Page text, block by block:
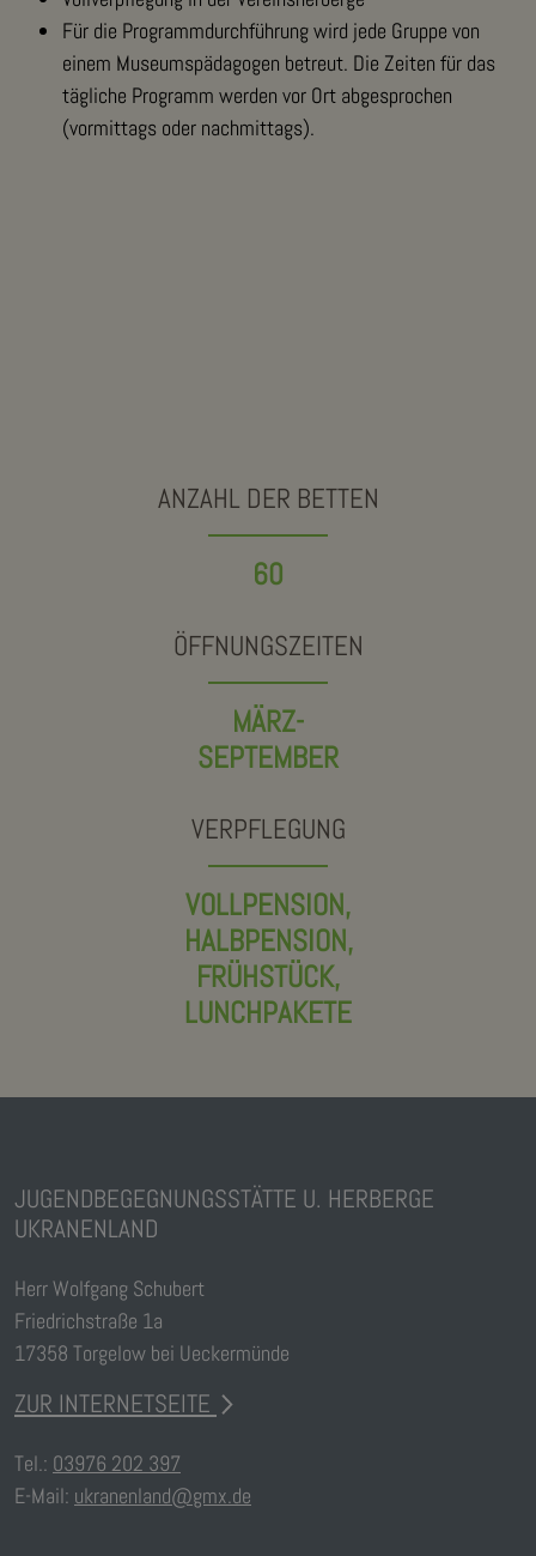
Für die Programmdurchführung wird jede Gruppe von
einem Museumspädagogen betreut. Die Zeiten für das
tägliche Programm werden vor Ort abgesprochen
(vormittags oder nachmittags).
ANZAHL DER BETTEN
60
ÖFFNUNGSZEITEN
MÄRZ-
SEPTEMBER
VERPFLEGUNG
VOLLPENSION,
HALBPENSION,
FRÜHSTÜCK,
LUNCHPAKETE
JUGENDBEGEGNUNGSSTÄTTE U. HERBERGE
UKRANENLAND
Herr Wolfgang Schubert
Friedrichstraße 1a
17358 Torgelow bei Ueckermünde
ZUR INTERNETSEITE
Tel.: 03976 202 397
E-Mail: ukranenland@gmx.de